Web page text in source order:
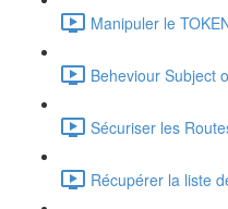
Manipuler le
Beheviour Subject
Sécuriser les
Récupérer la liste